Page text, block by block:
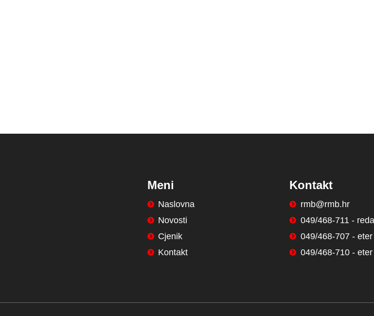
Meni
Naslovna
Novosti
Cjenik
Kontakt
Kontakt
rmb@rmb.hr
049/468-711 -
049/468-707 - eter
049/468-710 - eter